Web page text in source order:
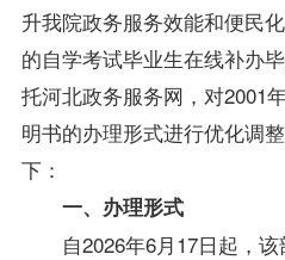
升我院政务服务效能和便民
的自学考试毕业生在线补办
托河北政务服务网，对2001
明书的办理形式进行优化调
下：
一、办理形式
自2026年6月17日起，